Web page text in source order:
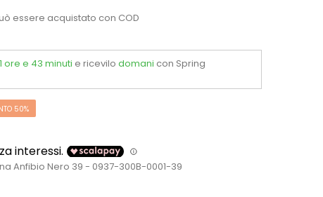
essere acquistato con COD
ore e 43 minuti e ricevilo domani con Spring
50%
Anfibio Nero 39 - 0937-300B-0001-39